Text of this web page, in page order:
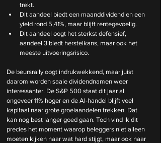
trekt.
Dit aandeel biedt een maanddividend en een
yield rond 5,41%, maar blijft rentegevoelig.
Dit aandeel oogt het sterkst defensief,
aandeel 3 biedt herstelkans, maar ook het
meeste uitvoeringsrisico.
De beursrally oogt indrukwekkend, maar juist
daarom worden saaie dividendnamen weer
interessanter. De S&P 500 staat dit jaar al
ongeveer 11% hoger en de AI-handel blijft veel
kapitaal naar grote groeiaandelen trekken. Dat
kan nog best langer goed gaan. Toch vind ik dit
precies het moment waarop beleggers niet alleen
moeten kijken naar wat hard stijgt, maar ook naar